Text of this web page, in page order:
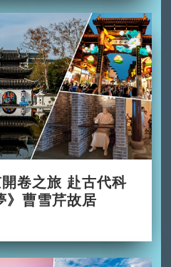
卷之旅 赴古代科
》曹雪芹故居